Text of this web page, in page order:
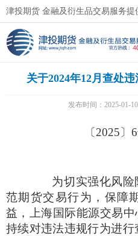
津投期货 金融及衍生品交易服务提
关于2024年12月查处
发布时间：2025-01-10
〔 2025 〕 6
为切实强化风
范期货交易行为，保障
益，上海国际能源交易中
持续对违法违规行为进行